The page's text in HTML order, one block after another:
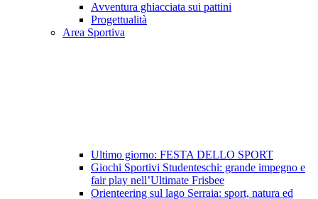
Avventura ghiacciata sui pattini
Progettualità
Area Sportiva
Ultimo giorno: FESTA DELLO SPORT
Giochi Sportivi Studenteschi: grande impegno e
fair play nell’Ultimate Frisbee
Orienteering sul lago Serraia: sport, natura ed